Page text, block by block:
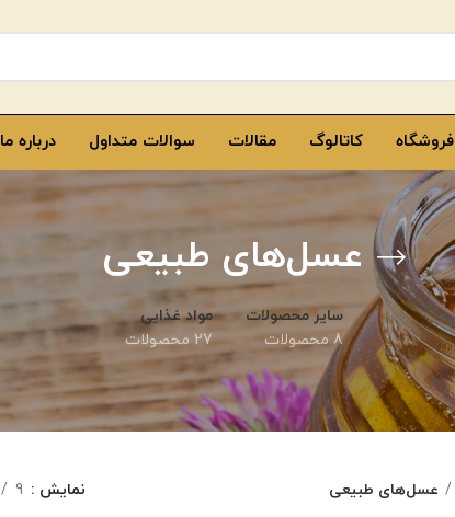
فروشگاه کاتالوگ مقالات سوالات متداول درباره ما
عسل‌های طبیعی
سایر محصولات
8 محصولات
مواد غذایی
27 محصولات
عسل‌های طبیعی نمایش 9